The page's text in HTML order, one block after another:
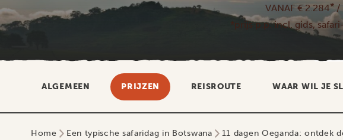
VANAF € 2.284*/
*prijs p.p. incl. gids,
ALGEMEEN PRIJZEN REISROUTE WAAR WIL JE
Home Een typische safaridag in Botswana 11 dagen Oeganda: ontdek